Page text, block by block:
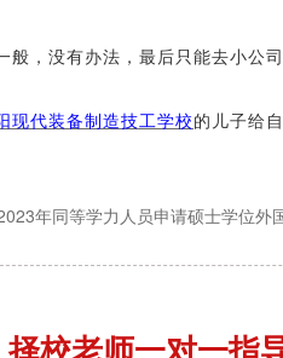
，没有办法，最后只能去小公
现代装备制造技工学校 的儿子给
年同等学力人员申请硕士学位
校老师一对一指